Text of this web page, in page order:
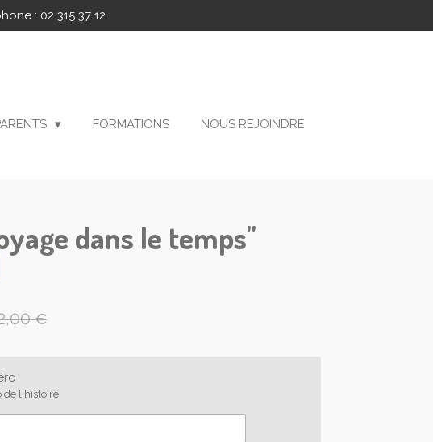
: 02 315 37 12
FORMATIONS
NOUS REJOINDRE
dans le temps"
€
de l'histoire